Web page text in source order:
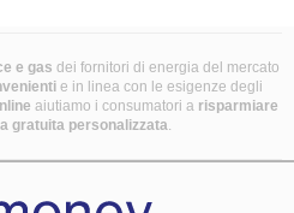
e gas dei fornitori di energia del mercato
e in linea con le esigenze degli
aiutiamo i consumatori a risparmiare
gratuita personalizzata